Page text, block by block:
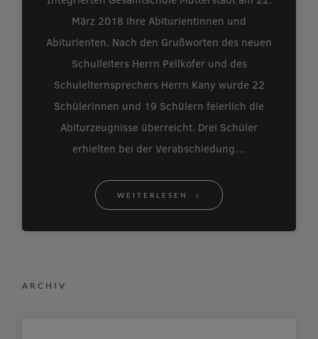
März 2018 ihre Abiturientinnen und
Abiturienten. Nach den Grußworten des neuen
Schulleiters Herrn Pellkofer und des
Schulelternsprechers Herrn Kany wurde 22
Schülerinnen und 19 Schülern feierlich die
Abiturzeugnisse überreicht. Drei Schüler
erhielten bei der Verabschiedung…
WEITERLESEN
ARCHIV